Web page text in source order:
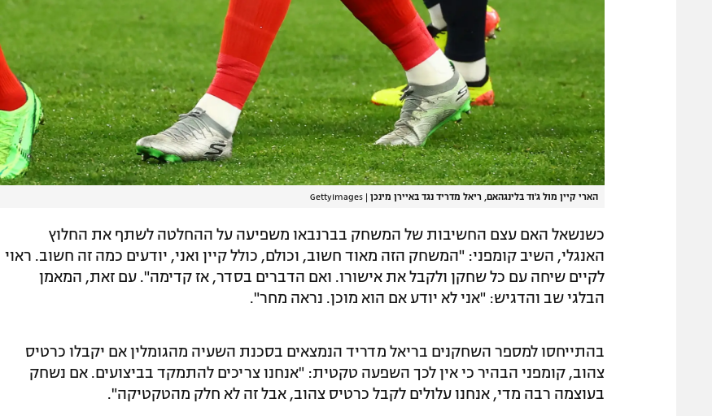
הארי קיין מול ג'וד בלינגהאם, ריאל מדריד נגד באיירן מינכן GettyImages
כשנשאל האם עצם החשיבות של המשחק בברנבאו משפיעה על ההחלטה לשתף את החלוץ
האנגלי, השיב קומפני: "המשחק הזה מאוד חשוב, וכולם, כולל קיין ואני, יודעים כמה זה חשוב. ראוי
לקיים שיחה עם כל שחקן ולקבל את אישורו. ואם הדברים בסדר, אז קדימה". עם זאת, המאמן
הבלגי שב והדגיש: "אני לא יודע אם הוא מוכן. נראה מחר".
בהתייחסו למספר השחקנים בריאל מדריד הנמצאים בסכנת השעיה מהגומלין אם יקבלו כרטיס
צהוב, קומפני הבהיר כי אין לכך השפעה טקטית: "אנחנו צריכים להתמקד בביצועים. אם נשחק
בעוצמה רבה מדי, אנחנו עלולים לקבל כרטיס צהוב, אבל זה לא חלק מהטקטיקה".